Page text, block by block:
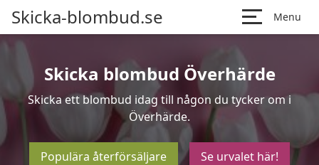
Skicka-blombud.se Menu
Skicka blombud Överhärde
Skicka ett blombud idag till någon du tycker om i
Överhärde.
Populära återförsäljare Se urvalet här!